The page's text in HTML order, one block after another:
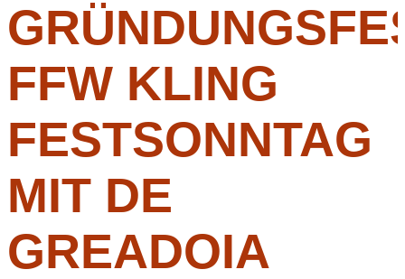
FFW KLING
FESTSONNTAG
MIT DE
GREADOIA